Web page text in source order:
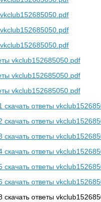
vkclub152685050.pdf
vkclub152685050.pdf
vkclub152685050.pdf
vkclub152685050.pdf
vkclub152685050.pdf
vkclub152685050.pdf
ответы
ответы
ответы
ответы
ответы
ответы
ответы